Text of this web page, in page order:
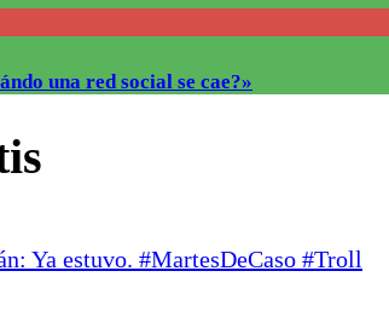
una red social se cae?»